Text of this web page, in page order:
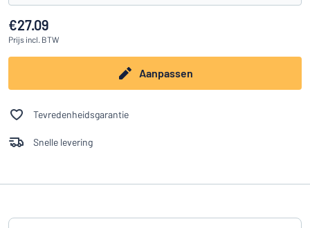
€27.09
Prijs incl. BTW
Aanpassen
Tevredenheidsgarantie
Snelle levering